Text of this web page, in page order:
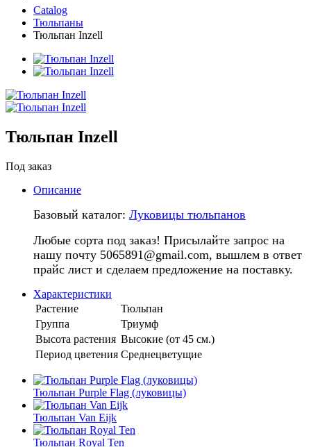
Catalog
Тюльпаны
Тюльпан Inzell
Тюльпан Inzell
Под заказ
Описание
Базовый каталог: Луковицы тюльпанов
Любые сорта под заказ! Присылайте запрос на
нашу почту 5065891@gmail.com, вышлем в ответ
прайс лист и сделаем предложение на поставку.
Характеристики
Растение
Тюльпан
Группа
Триумф
Высота растения Высокие (от 45 см.)
Период цветения Среднецветущие
Тюльпан Purple Flag (луковицы)
Тюльпан Van Eijk
Тюльпан Royal Ten